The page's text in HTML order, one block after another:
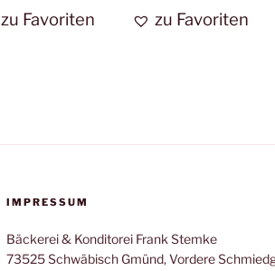
weist
Optionen
auf
Produktseite
zu Favoriten
weist
Optionen
zu Favoriten
IMPRESSUM
Bäckerei & Konditorei Frank Stemke
73525 Schwäbisch Gmünd, Vordere